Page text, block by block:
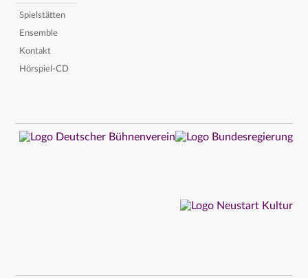
Spielstätten
Ensemble
Kontakt
Hörspiel-CD